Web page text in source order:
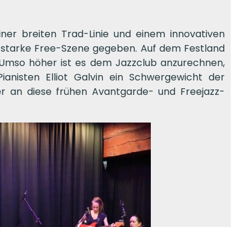
breiten Trad-Linie und einem innovativen
Free-Szene gegeben. Auf dem Festland
höher ist es dem Jazzclub anzurechnen,
Elliot Galvin ein Schwergewicht der
an diese frühen Avantgarde- und Freejazz-